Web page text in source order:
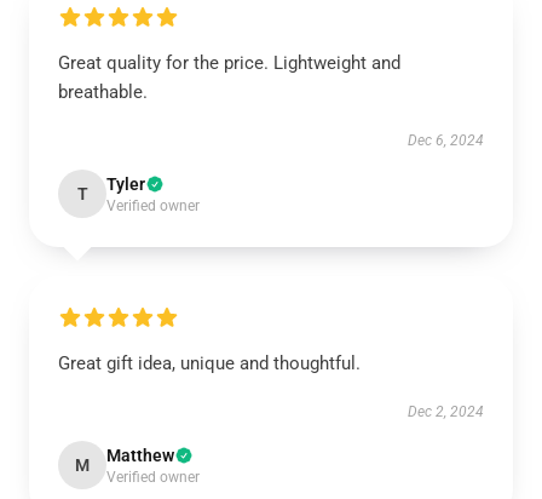
Great quality for the price. Lightweight and
breathable.
Dec 6, 2024
T Tyler
Verified owner
Great gift idea, unique and thoughtful.
Dec 2, 2024
M Matthew
Verified owner